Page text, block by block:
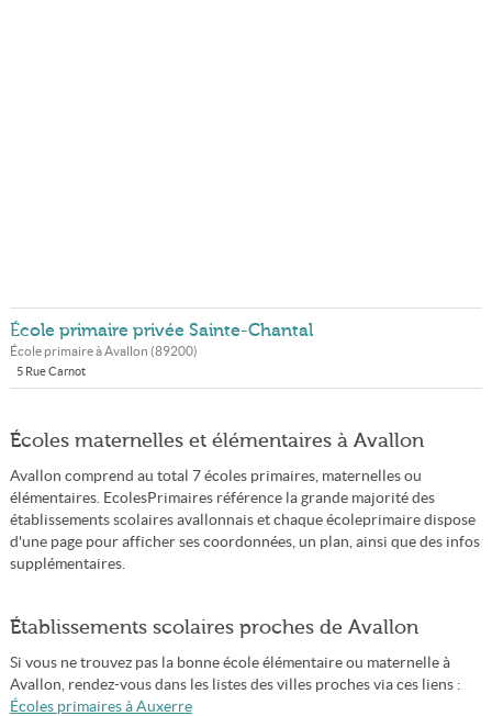
École primaire privée Sainte-Chantal
École primaire àAvallon (89200)
5 Rue Carnot
Écoles maternelles et élémentaires à Avallon
Avallon comprend au total 7 écoles primaires, maternelles ou
élémentaires. EcolesPrimaires référence la grande majorité des
établissements scolaires avallonnais et chaque écoleprimaire dispose
d'une page pour afficher ses coordonnées, un plan, ainsi que des infos
supplémentaires.
Établissements scolaires proches de Avallon
Si vous ne trouvez pas la bonne école élémentaire ou maternelle à
Avallon, rendez-vous dans les listes des villes proches via ces liens :
Écoles primaires à Auxerre